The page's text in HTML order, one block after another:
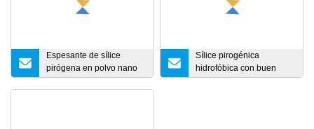
Espesante de sílice
pirógena en polvo nano
superfino en caucho y
Sílice pirogénica
hidrofóbica con buen
precio utilizado para